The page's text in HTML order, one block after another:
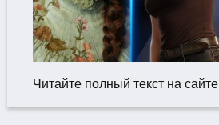
Читайте полный текст на сайте